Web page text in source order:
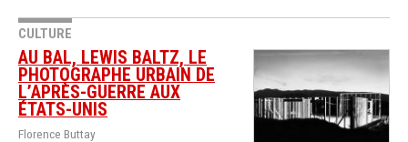
CULTURE
AU BAL, LEWIS BALTZ, LE
PHOTOGRAPHE URBAIN DE
L’APRÈS-GUERRE AUX
ÉTATS-UNIS
Florence Buttay